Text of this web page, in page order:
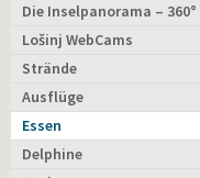
Die Inselpanorama – 360°
Lošinj WebCams
Strände
Ausflüge
Essen
Delphine